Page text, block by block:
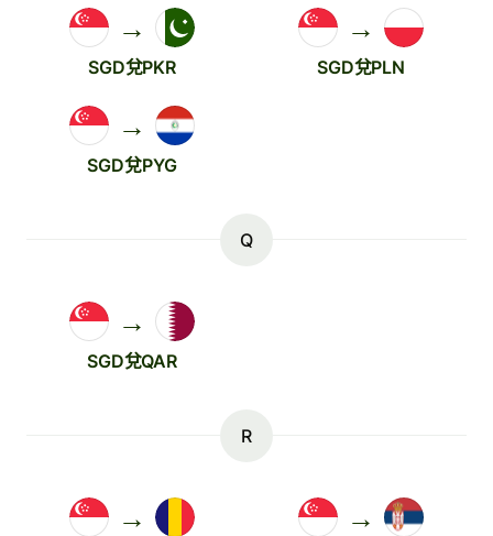
→
SGD兌PKR
→
SGD兌PLN
→
SGD兌PYG
Q
→
SGD兌QAR
R
→ →